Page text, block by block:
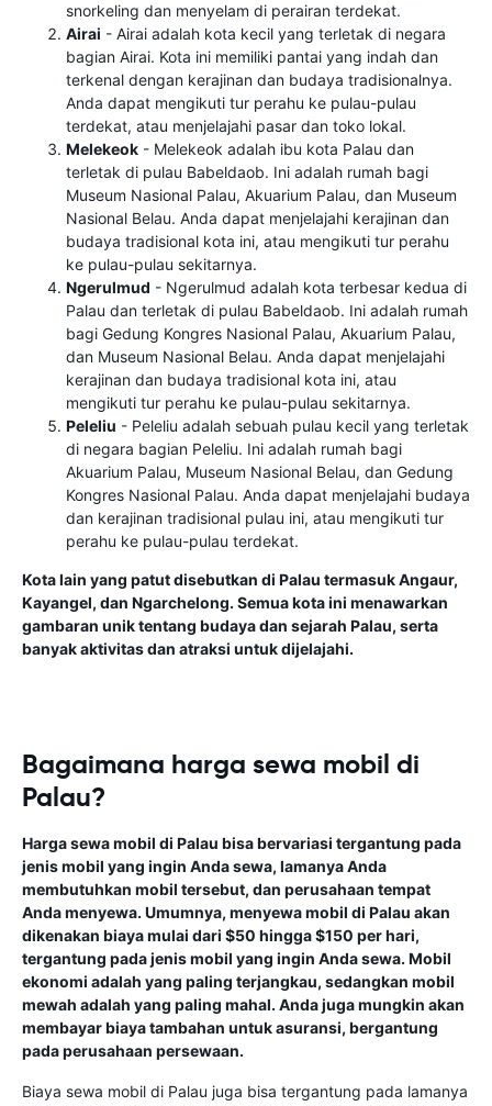
snorkeling dan menyelam di perairan terdekat.
Airai - Airai adalah kota kecil yang terletak di negara
bagian Airai. Kota ini memiliki pantai yang indah dan
terkenal dengan kerajinan dan budaya tradisionalnya.
Anda dapat mengikuti tur perahu ke pulau-pulau
terdekat, atau menjelajahi pasar dan toko lokal.
Melekeok - Melekeok adalah ibu kota Palau dan
terletak di pulau Babeldaob. Ini adalah rumah bagi
Museum Nasional Palau, Akuarium Palau, dan Museum
Nasional Belau. Anda dapat menjelajahi kerajinan dan
budaya tradisional kota ini, atau mengikuti tur perahu
ke pulau-pulau sekitarnya.
Ngerulmud - Ngerulmud adalah kota terbesar kedua di
Palau dan terletak di pulau Babeldaob. Ini adalah rumah
bagi Gedung Kongres Nasional Palau, Akuarium Palau,
dan Museum Nasional Belau. Anda dapat menjelajahi
kerajinan dan budaya tradisional kota ini, atau
mengikuti tur perahu ke pulau-pulau sekitarnya.
Peleliu - Peleliu adalah sebuah pulau kecil yang terletak
di negara bagian Peleliu. Ini adalah rumah bagi
Akuarium Palau, Museum Nasional Belau, dan Gedung
Kongres Nasional Palau. Anda dapat menjelajahi budaya
dan kerajinan tradisional pulau ini, atau mengikuti tur
perahu ke pulau-pulau terdekat.
Kota lain yang patut disebutkan di Palau termasuk Angaur,
Kayangel, dan Ngarchelong. Semua kota ini menawarkan
gambaran unik tentang budaya dan sejarah Palau, serta
banyak aktivitas dan atraksi untuk dijelajahi.
Bagaimana harga sewa mobil di
Palau?
Harga sewa mobil di Palau bisa bervariasi tergantung pada
jenis mobil yang ingin Anda sewa, lamanya Anda
membutuhkan mobil tersebut, dan perusahaan tempat
Anda menyewa. Umumnya, menyewa mobil di Palau akan
dikenakan biaya mulai dari $50 hingga $150 per hari,
tergantung pada jenis mobil yang ingin Anda sewa. Mobil
ekonomi adalah yang paling terjangkau, sedangkan mobil
mewah adalah yang paling mahal. Anda juga mungkin akan
membayar biaya tambahan untuk asuransi, bergantung
pada perusahaan persewaan.
Biaya sewa mobil di Palau juga bisa tergantung pada lamanya